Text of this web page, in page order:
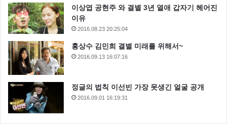
이상엽 공현주 와 결별 3년 열애 갑자기 헤어진
이유
2016.08.23 20:25:04
홍상수 김민희 결별 미래를 위해서~
2016.09.13 16:07:16
정글의 법칙 이선빈 가장 못생긴 얼굴 공개
2016.09.01 16:19:31